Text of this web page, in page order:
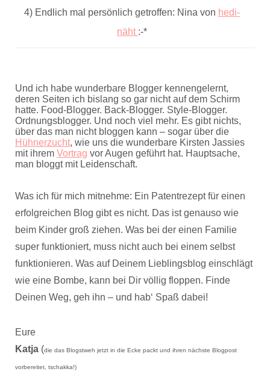
4) Endlich mal persönlich getroffen: Nina von hedi-
näht :-*
Und ich habe wunderbare Blogger kennengelernt,
deren Seiten ich bislang so gar nicht auf dem Schirm
hatte. Food-Blogger. Back-Blogger. Style-Blogger.
Ordnungsblogger. Und noch viel mehr. Es gibt nichts,
über das man nicht bloggen kann – sogar über die
Hühnerzucht, wie uns die wunderbare Kirsten Jassies
mit ihrem Vortrag vor Augen geführt hat. Hauptsache,
man bloggt mit Leidenschaft.
Was ich für mich mitnehme: Ein Patentrezept für einen
erfolgreichen Blog gibt es nicht. Das ist genauso wie
beim Kinder groß ziehen. Was bei der einen Familie
super funktioniert, muss nicht auch bei einem selbst
funktionieren. Was auf Deinem Lieblingsblog einschlägt
wie eine Bombe, kann bei Dir völlig floppen. Finde
Deinen Weg, geh ihn – und hab‘ Spaß dabei!
Eure
Katja (die das Blogstweh jetzt in die Ecke packt und ihren nächste Blogpost
vorbereitet, tschakka!)